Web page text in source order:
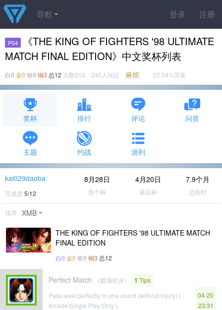
登录 注册
导航
PS4
《THE KING OF FIGHTERS '98 ULTIMATE
MATCH FINAL EDITION》中文奖杯列表
白0 金0 银9 铜3 总12 点数315 245人玩过 麻烦 22.04%完美
奖杯 排行 评论 问答
主题 约战 游列
kai029daoba
完成度 5/12
8月28日
首个杯
4月20日
最后杯
7.9个月
总耗时
排序 XMB
THE KING OF FIGHTERS '98 ULTIMATE MATCH
FINAL EDITION
白0 金0 银9 铜3 总12
Perfect Match （圆满对决） 1 Tips
Pass level perfectly in one round (without injury) (
Arcade/Single Play Only ).
04-20
23:31